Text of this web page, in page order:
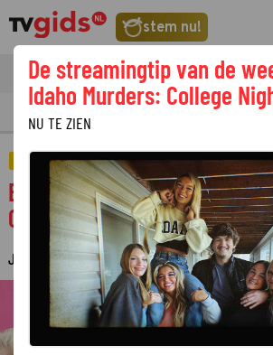
stem nu!
tvgids streaming
STREAMING
AMUSEMENT
Er staan nieuwe sketches
Ook Dat Nog!
JANINE VAN ROODEN·29 SEPTEMBER 2025
De streamingtip van de
Idaho Murders: College
NU TE ZIEN